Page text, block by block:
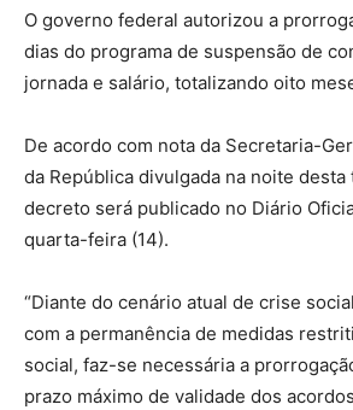
O governo federal autorizou a
dias do programa de suspensão de
jornada e salário, totalizando oito
De acordo com nota da Secretaria-
da República divulgada na noite
decreto será publicado no Diário
quarta-feira (14).
“Diante do cenário atual de crise
com a permanência de medidas
social, faz-se necessária a
prazo máximo de validade dos